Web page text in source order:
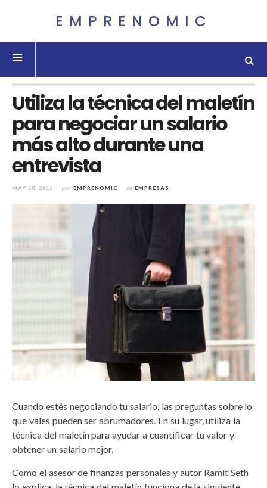
EMPRENOMIC
Utiliza la técnica del maletín
para negociar un salario
más alto durante una
entrevista
MAY 18, 2016 por EMPRENOMIC en EMPRESAS
Cuando estés negociando tu salario, las preguntas sobre lo
que vales pueden ser abrumadores. En su lugar, utiliza la
técnica del maletín para ayudar a cuantificar tu valor y
obtener un salario mejor.
Como el asesor de finanzas personales y autor Ramit Seth